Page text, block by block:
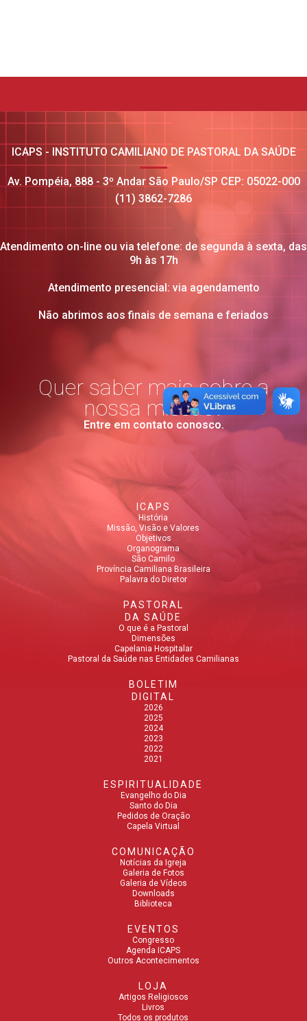
ICAPS - INSTITUTO CAMILIANO DE PASTORAL DA SAÚDE
Av. Pompéia, 888 - 3º Andar São Paulo/SP CEP: 05022-000
(11) 3862-7286
Atendimento on-line ou via telefone: de segunda à sexta, das
9h às 17h
Atendimento presencial: via agendamento
Não abrimos aos finais de semana e feriados
Quer saber mais sobre a
nossa missão?
Entre em contato conosco.
ICAPS
História
Missão, Visão e Valores
Objetivos
Organograma
São Camilo
Província Camiliana Brasileira
Palavra do Diretor
PASTORAL
DA SAÚDE
O que é a Pastoral
Dimensões
Capelania Hospitalar
Pastoral da Saúde nas Entidades Camilianas
BOLETIM
DIGITAL
2026
2025
2024
2023
2022
2021
ESPIRITUALIDADE
Evangelho do Dia
Santo do Dia
Pedidos de Oração
Capela Virtual
COMUNICAÇÃO
Notícias da Igreja
Galeria de Fotos
Galeria de Vídeos
Downloads
Biblioteca
EVENTOS
Congresso
Agenda ICAPS
Outros Acontecimentos
LOJA
Artigos Religiosos
Livros
Todos os produtos